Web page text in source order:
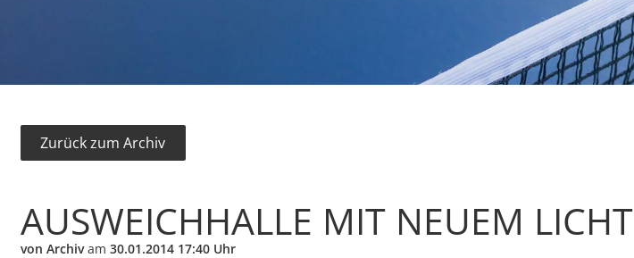
Zurück zum Archiv
AUSWEICHHALLE MIT NEUEM LICHT
von Archivam 30.01.2014 17:40 Uhr